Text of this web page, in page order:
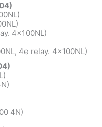
4×100NL)
4e relay. 4×100NL)
4N)